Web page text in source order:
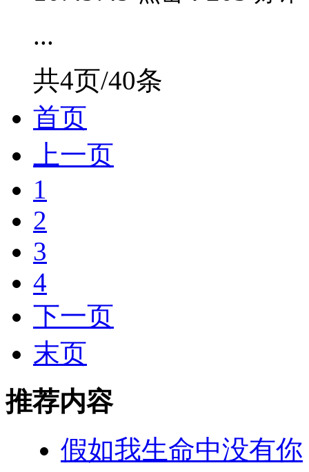
...
共4页/40条
首页
上一页
1
2
3
4
下一页
末页
推荐内容
假如我生命中没有你